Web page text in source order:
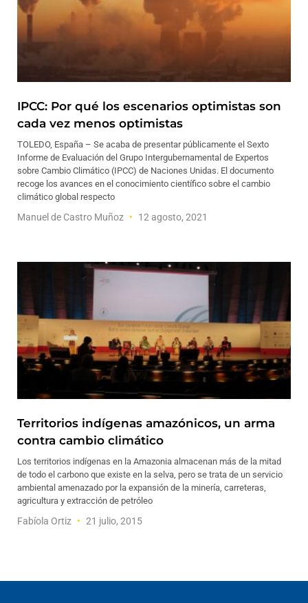
IPCC: Por qué los escenarios optimistas son
cada vez menos optimistas
TOLEDO, España – Se acaba de presentar públicamente el Sexto
Informe de Evaluación del Grupo Intergubernamental de Expertos
sobre Cambio Climático (IPCC) de Naciones Unidas. El documento
recoge los avances en el conocimiento científico sobre el cambio
climático global respecto
Manuel de Castro Muñoz 12 agosto, 2021
Territorios indígenas amazónicos, un arma
contra cambio climático
Los territorios indígenas en la Amazonia almacenan más de la mitad
de todo el carbono que existe en la selva, pero se trata de un servicio
ambiental amenazado por la expansión de la minería, carreteras,
agricultura y extracción de petróleo
Fabíola Ortiz 21 julio, 2015